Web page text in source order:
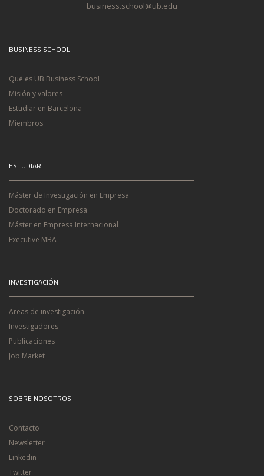
business.school@ub.edu
BUSINESS SCHOOL
Qué es UB Business School
Misión y valores
Estudiar en Barcelona
Miembros
ESTUDIAR
Máster de Investigación en Empresa
Doctorado en Empresa
Máster en Empresa Internacional
Executive MBA
INVESTIGACIÓN
Areas de investigación
Investigadores
Publicaciones
Job Market
SOBRE NOSOTROS
Contacto
Newsletter
Linkedin
Twitter